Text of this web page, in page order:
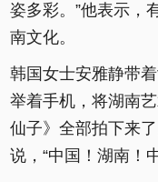
姿多彩。”他表示，
南文化。
韩国女士安雅静带
举着手机，将湖南
仙子》全部拍下来
说，“中国！湖南！